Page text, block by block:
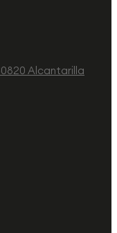
Alcantarilla